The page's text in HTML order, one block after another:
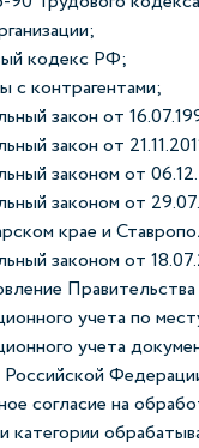
кодекс РФ;
с контрагентами;
закон от
закон от
законом от
законом от
крае и
законом от
учета по
учета
согласие на
категории